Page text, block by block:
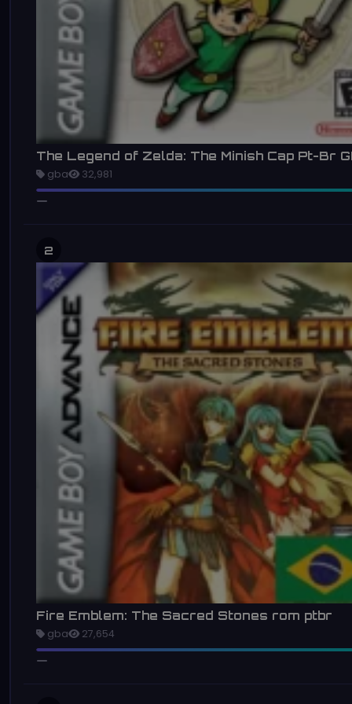
The Legend of Zelda: The Minish Cap Pt-Br
gba 32,981
2
Fire Emblem: The Sacred Stones rom ptbr
gba 27,654